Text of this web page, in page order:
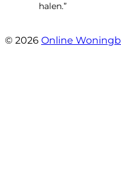
halen.”
© 2026 Online